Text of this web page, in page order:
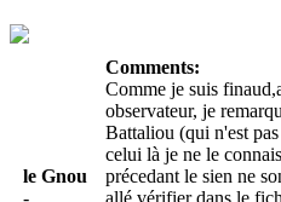
le Gnou
-
Comments:
Comme je suis
observateur, je
Battaliou (qui n'est
celui là je ne le
précedant le sien ne
allé vérifier dans le